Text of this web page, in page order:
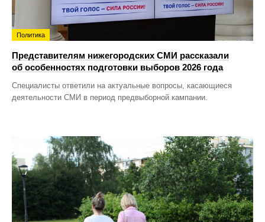
Политика
Представителям нижегородских СМИ рассказали
об особенностях подготовки выборов 2026 года
Специалисты ответили на актуальные вопросы, касающиеся
деятельности СМИ в период предвыборной кампании.